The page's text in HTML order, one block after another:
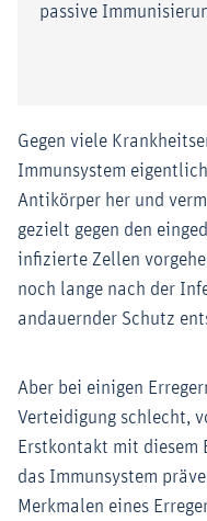
passive
Gegen viele
Immunsystem
Antikörper her und
gezielt gegen den
infizierte Zellen
noch lange nach der
andauernder Schutz
Aber bei einigen
Verteidigung schlecht,
Erstkontakt mit diesem
das Immunsystem
Merkmalen eines